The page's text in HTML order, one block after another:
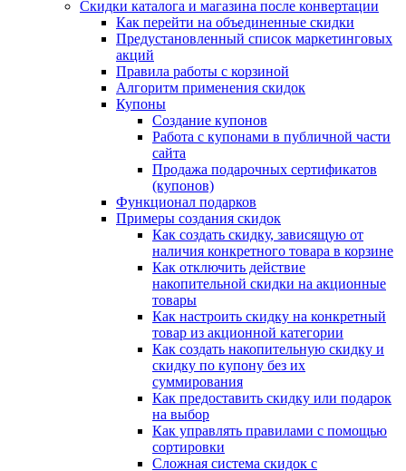
Скидки каталога и магазина после конвертации
Как перейти на объединенные скидки
Предустановленный список маркетинговых
акций
Правила работы с корзиной
Алгоритм применения скидок
Купоны
Создание купонов
Работа с купонами в публичной части
сайта
Продажа подарочных сертификатов
(купонов)
Функционал подарков
Примеры создания скидок
Как создать скидку, зависящую от
наличия конкретного товара в корзине
Как отключить действие
накопительной скидки на акционные
товары
Как настроить скидку на конкретный
товар из акционной категории
Как создать накопительную скидку и
скидку по купону без их
суммирования
Как предоставить скидку или подарок
на выбор
Как управлять правилами с помощью
сортировки
Сложная система скидок с